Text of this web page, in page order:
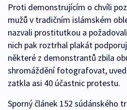
Proti demonstrujícím o chvíli
mužů v tradičním islámském
nazvali prostitutkou a
nich pak roztrhal plakát
některé z demonstrantů zbila
shromáždění fotografovat,
zatkla asi 40 účastnic protestu.
Sporný článek 152 súdánského